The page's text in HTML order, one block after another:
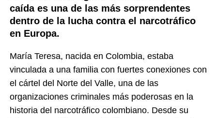
caída es una de las más sorprendentes
dentro de la lucha contra el narcotráfico
en Europa.
María Teresa, nacida en Colombia, estaba
vinculada a una familia con fuertes conexiones con
el cártel del Norte del Valle, una de las
organizaciones criminales más poderosas en la
historia del narcotráfico colombiano. Desde su